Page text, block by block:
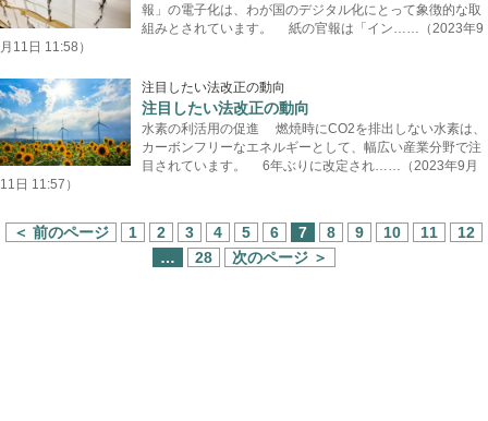
報」の電子化は、わが国のデジタル化にとって象徴的な取
組みとされています。 紙の官報は「イン……（2023年9
月11日 11:58）
注目したい法改正の動向
注目したい法改正の動向
水素の利活用の促進 燃焼時にCO2を排出しない水素は、
カーボンフリーなエネルギーとして、幅広い産業分野で注
目されています。 6年ぶりに改定され……（2023年9月
11日 11:57）
＜ 前のページ 1 2 3 4 5 6 7 8 9 10 11
12
…
28 次のページ ＞